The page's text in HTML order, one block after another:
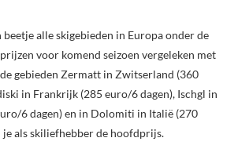
beetje alle skigebieden in Europa onder de
voor komend seizoen vergeleken met
gebieden Zermatt in Zwitserland (360
in Frankrijk (285 euro/6 dagen), Ischgl in
6 dagen) en in Dolomiti in Italië (270
je als skiliefhebber de hoofdprijs.